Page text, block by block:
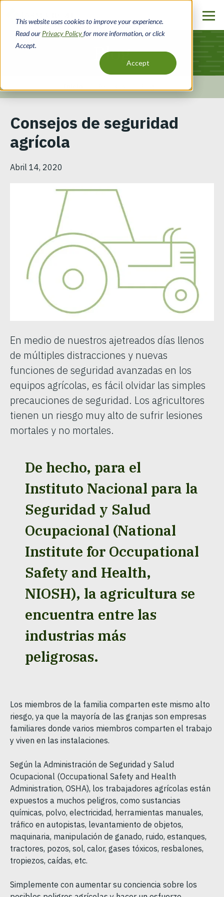
This website uses cookies to improve your experience.
Read our Privacy Policyfor more information, or click
Accept.
Accept
contenido
principal
Blog
de
navegación
Consejos de seguridad
agrícola
Abril 14, 2020
En medio de nuestros ajetreados días llenos
de múltiples distracciones y nuevas
funciones de seguridad avanzadas en los
equipos agrícolas, es fácil olvidar las simples
precauciones de seguridad. Los agricultores
tienen un riesgo muy alto de sufrir lesiones
mortales y no mortales.
De hecho, para el
Instituto Nacional para la
Seguridad y Salud
Ocupacional (National
Institute for Occupational
Safety and Health,
NIOSH), la agricultura se
encuentra entre las
industrias más
peligrosas.
Los miembros de la familia comparten este mismo alto
riesgo, ya que la mayoría de las granjas son empresas
familiares donde varios miembros comparten el trabajo
y viven en las instalaciones.
Según la Administración de Seguridad y Salud
Ocupacional (Occupational Safety and Health
Administration, OSHA), los trabajadores agrícolas están
expuestos a muchos peligros, como sustancias
químicas, polvo, electricidad, herramientas manuales,
tráfico en autopistas, levantamiento de objetos,
maquinaria, manipulación de ganado, ruido, estanques,
tractores, pozos, sol, calor, gases tóxicos, resbalones,
tropiezos, caídas, etc.
Simplemente con aumentar su conciencia sobre los